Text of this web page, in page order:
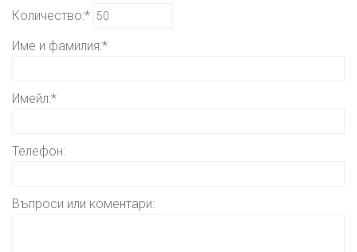
Количество:*
Име и фамилия:*
Имейл:*
Телефон:
Въпроси или коментари: